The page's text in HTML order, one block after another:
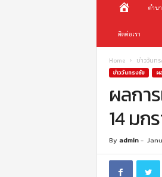
o
น้
า
ก
ตำน
ติดต่อเรา
Home ข่าววันท
ข่าววันทรงชัย ผ
ผลกา
14 มก
By admin-